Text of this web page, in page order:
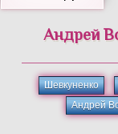
Андрей
Шевкуненко
Андрей